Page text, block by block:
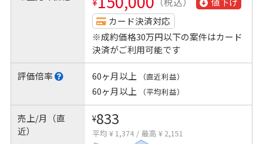
カード決済対応
※成約価格30万円以下の案件はカード
決済がご利用可能です
評価倍率 60ヶ月以上 （直近利益）
60ヶ月以上 （平均利益）
売上/月（直
近）
¥833
平均 ¥ 1,374 / 最高 ¥ 2,151